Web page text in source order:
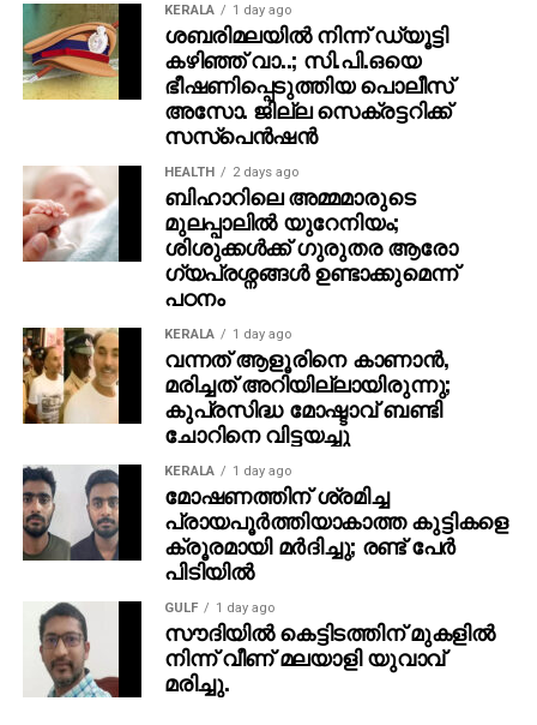
KERALA 1 day ago
ശബരിമലയില്‍ നിന്ന് ഡ്യൂട്ടി
കഴിഞ്ഞ് വാ..; സി.പി.ഒയെ
ഭീഷണിപ്പെടുത്തിയ പൊലീസ്
അസോ. ജില്ല സെക്രട്ടറിക്ക്
സസ്‌പെന്‍ഷന്‍
HEALTH 2 days ago
ബിഹാറിലെ അമ്മമാരുടെ
മുലപ്പാലിൽ യുറേനിയം;
ശിശുക്കൾക്ക് ​ഗുരുതര ആരോ​
ഗ്യപ്രശ്നങ്ങൾ ഉണ്ടാക്കുമെന്ന്
പഠനം
KERALA 1 day ago
വന്നത് ആളൂരിനെ കാണാന്‍,
മരിച്ചത് അറിയില്ലായിരുന്നു;
കുപ്രസിദ്ധ മോഷ്ടാവ് ബണ്ടി
ചോറിനെ വിട്ടയച്ചു
KERALA 1 day ago
മോഷണത്തിന് ശ്രമിച്ച
പ്രായപൂര്‍ത്തിയാകാത്ത കുട്ടികളെ
ക്രൂരമായി മര്‍ദിച്ചു; രണ്ട് പേര്‍
പിടിയില്‍
GULF 1 day ago
സൗദിയില്‍ കെട്ടിടത്തിന് മുകളില്‍
നിന്ന് വീണ് മലയാളി യുവാവ്
മരിച്ചു.